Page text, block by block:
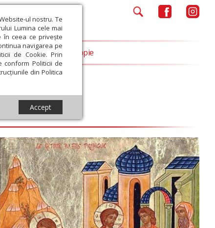
ul nostru. Te
Lumina cele mai
în ceea ce privește
navigarea pe
de Cookie. Prin
conform Politicii de
din Politica
Accept
Opinii Filantropie